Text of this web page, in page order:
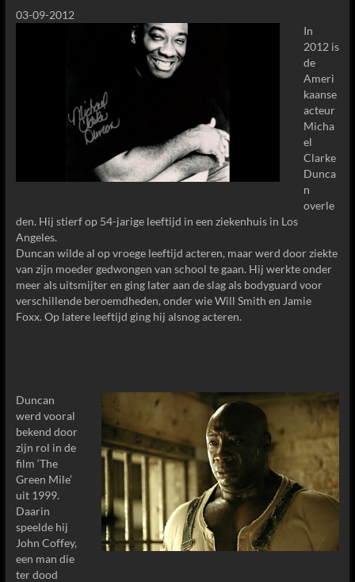
03-09-2012
In
2012 is
de
Ameri
kaanse
acteur
Micha
el
Clarke
Dunca
n
overle
den. Hij stierf op 54-jarige leeftijd in een ziekenhuis in Los
Angeles.
Duncan wilde al op vroege leeftijd acteren, maar werd door ziekte
van zijn moeder gedwongen van school te gaan. Hij werkte onder
meer als uitsmijter en ging later aan de slag als bodyguard voor
verschillende beroemdheden, onder wie Will Smith en Jamie
Foxx. Op latere leeftijd ging hij alsnog acteren.
Duncan
werd vooral
bekend door
zijn rol in de
film ‘The
Green Mile’
uit 1999.
Daarin
speelde hij
John Coffey,
een man die
ter dood